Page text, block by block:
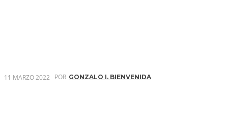
11 MARZO 2022 POR GONZALO I. BIENVENIDA